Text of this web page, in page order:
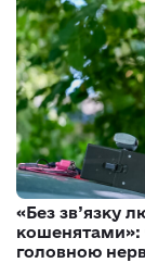
«Без зв’язку
кошенятами»:
головною